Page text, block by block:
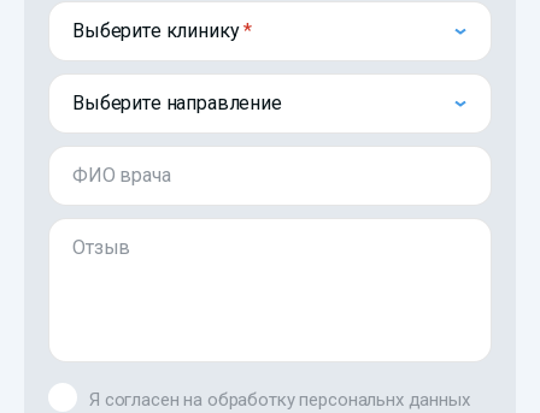
Выберите клинику
Выберите направление
ФИО врача
Отзыв
Я согласен на обработку персональнх данных